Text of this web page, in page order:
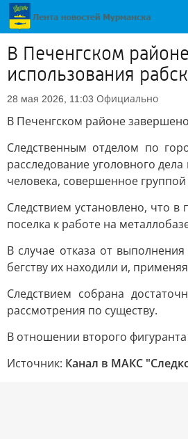
В Печенгском
использования
28 мая 2026, 11:03 Официально
В Печенгском районе
Следственным отделом по
расследование уголовного
человека, совершенное
Следствием установлено, что
поселка к работе на
В случае отказа от
бегству их находили и,
Следствием собрана
рассмотрения по существу.
В отношении второго
Источник: Канал в МАКС